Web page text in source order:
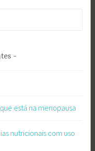
está na menopausa
nutricionais com uso